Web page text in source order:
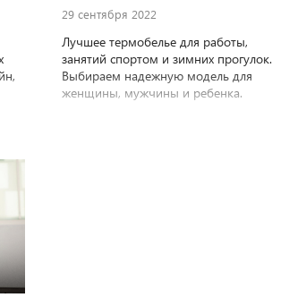
29 сентября 2022
Лучшее термобелье для работы,
занятий спортом и зимних прогулок.
Выбираем надежную модель для
женщины, мужчины и ребенка.